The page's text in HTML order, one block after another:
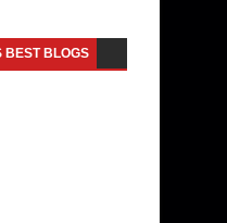
BEST BLOGS